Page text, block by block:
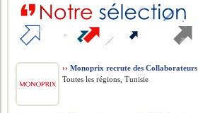
›› Monoprix recrute des Collaborateurs
Toutes les régions, Tunisie